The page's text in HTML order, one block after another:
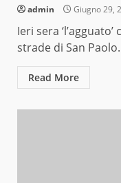
admin Giugno 29,
Ieri sera
strade di San
Read More